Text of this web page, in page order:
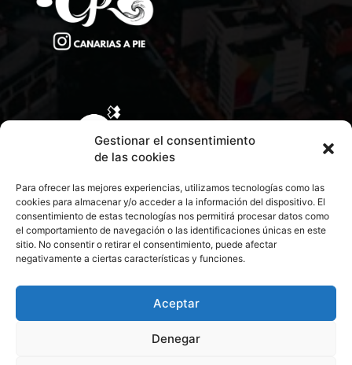
Gestionar el consentimiento
de las cookies
Para ofrecer las mejores experiencias, utilizamos tecnologías como las
cookies para almacenar y/o acceder a la información del dispositivo. El
consentimiento de estas tecnologías nos permitirá procesar datos como
el comportamiento de navegación o las identificaciones únicas en este
sitio. No consentir o retirar el consentimiento, puede afectar
negativamente a ciertas características y funciones.
Aceptar
Denegar
CONTACTA CON NOSOTROS